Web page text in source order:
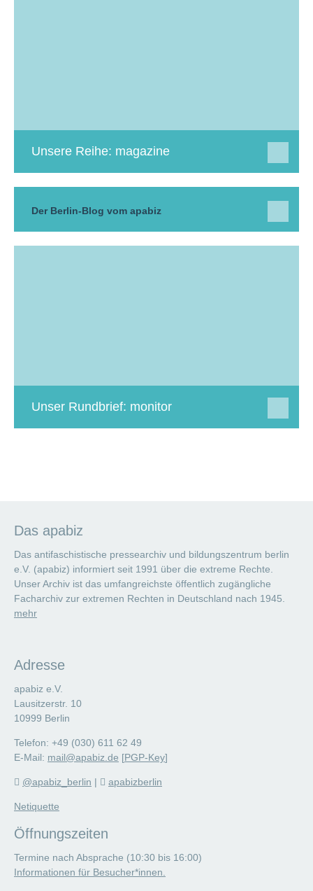
Unsere Reihe: magazine
Der Berlin-Blog vom apabiz
Unser Rundbrief: monitor
Das apabiz
Das antifaschistische pressearchiv und bildungszentrum berlin
e.V. (apabiz) informiert seit 1991 über die extreme Rechte.
Unser Archiv ist das umfangreichste öffentlich zugängliche
Facharchiv zur extremen Rechten in Deutschland nach 1945.
mehr
Adresse
apabiz e.V.
Lausitzerstr. 10
10999 Berlin
Telefon: +49 (030) 611 62 49
E-Mail: mail@apabiz.de [PGP-Key]
@apabiz_berlin | apabizberlin
Netiquette
Öffnungszeiten
Termine nach Absprache (10:30 bis 16:00)
Informationen für Besucher*innen.